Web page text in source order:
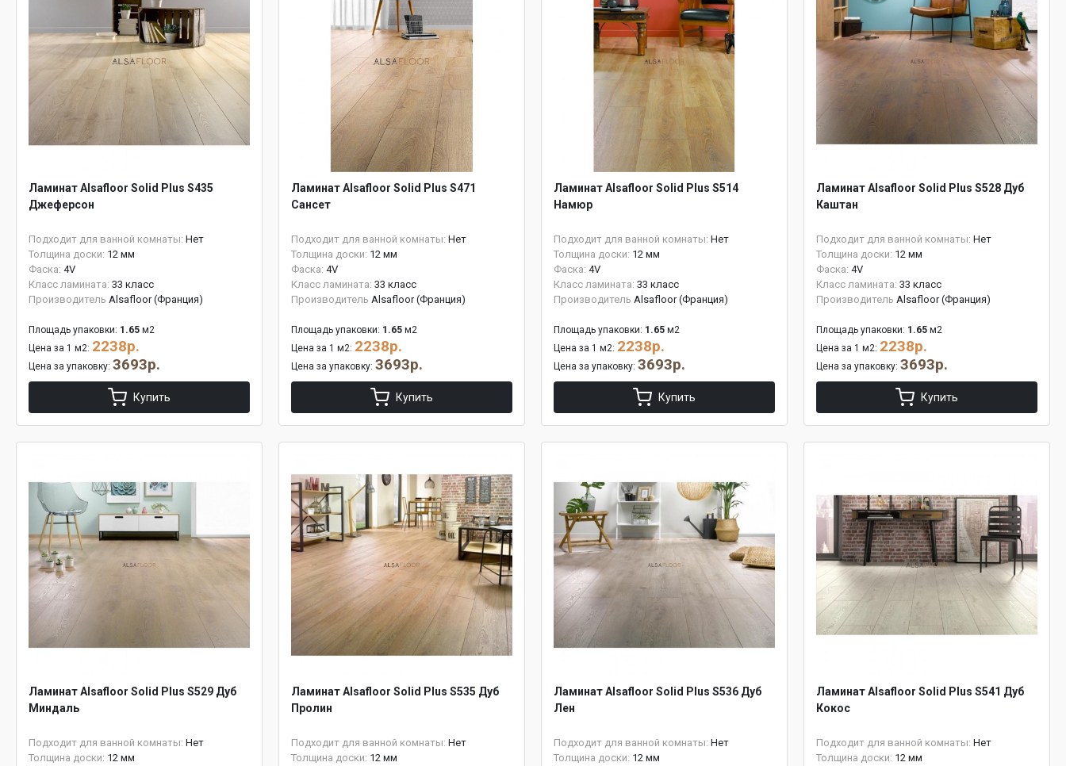
Ламинат Alsafloor Solid Plus S435
Джеферсон
Подходит для ванной комнаты: Нет
Толщина доски: 12 мм
Фаска: 4V
Класс ламината: 33 класс
Производитель Alsafloor (Франция)
Площадь упаковки: 1.65 м2
Цена за 1 м2: 2238р.
Цена за упаковку: 3693р.
Купить
Ламинат Alsafloor Solid Plus S471
Сансет
Подходит для ванной комнаты: Нет
Толщина доски: 12 мм
Фаска: 4V
Класс ламината: 33 класс
Производитель Alsafloor (Франция)
Площадь упаковки: 1.65 м2
Цена за 1 м2: 2238р.
Цена за упаковку: 3693р.
Купить
Ламинат Alsafloor Solid Plus S514
Намюр
Подходит для ванной комнаты: Нет
Толщина доски: 12 мм
Фаска: 4V
Класс ламината: 33 класс
Производитель Alsafloor (Франция)
Площадь упаковки: 1.65 м2
Цена за 1 м2: 2238р.
Цена за упаковку: 3693р.
Купить
Ламинат Alsafloor Solid Plus S528 Дуб
Каштан
Подходит для ванной комнаты: Нет
Толщина доски: 12 мм
Фаска: 4V
Класс ламината: 33 класс
Производитель Alsafloor (Франция)
Площадь упаковки: 1.65 м2
Цена за 1 м2: 2238р.
Цена за упаковку: 3693р.
Купить
Ламинат Alsafloor Solid Plus S529 Дуб
Миндаль
Подходит для ванной комнаты: Нет
Толщина доски: 12 мм
Ламинат Alsafloor Solid Plus S535 Дуб
Пролин
Подходит для ванной комнаты: Нет
Толщина доски: 12 мм
Ламинат Alsafloor Solid Plus S536 Дуб
Лен
Подходит для ванной комнаты: Нет
Толщина доски: 12 мм
Ламинат Alsafloor Solid Plus S541 Дуб
Кокос
Подходит для ванной комнаты: Нет
Толщина доски: 12 мм